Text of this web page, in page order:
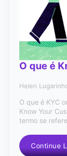
O que é
Helen
O que é KYC
Know Your
termo se
Continue